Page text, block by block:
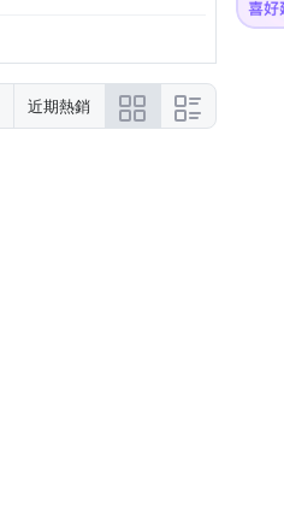
近期熱銷